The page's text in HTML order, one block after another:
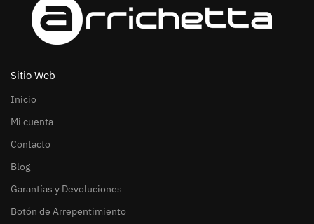
Sitio Web
Inicio
Mi cuenta
Contacto
Blog
Garantías y Devoluciones
Botón de Arrepentimiento